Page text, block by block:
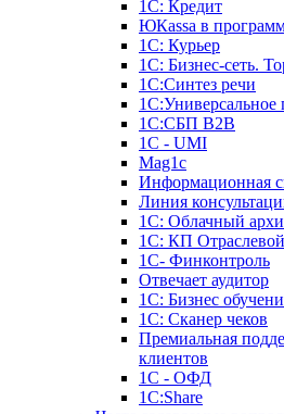
1С: Кредит
ЮКаssа в
1С: Курьер
1С: Бизнес-сеть.
1С:Синтез речи
1С:Универсальное
1С:СБП B2B
1C - UMI
Mag1c
Информационная
Линия
1С: Облачный
1С: КП Отраслевой
1С- Финконтроль
Отвечает аудитор
1С: Бизнес
1С: Сканер чеков
Премиальная
клиентов
1С - ОФД
1С:Share